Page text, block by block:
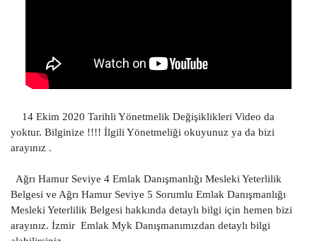
14 Ekim 2020 Tarihli Yönetmelik Değişiklikleri Video da
yoktur. Bilginize !!!! İlgili Yönetmeliği okuyunuz ya da bizi
arayınız .
Ağrı Hamur Seviye 4 Emlak Danışmanlığı Mesleki Yeterlilik
Belgesi ve Ağrı Hamur Seviye 5 Sorumlu Emlak Danışmanlığı
Mesleki Yeterlilik Belgesi hakkında detaylı bilgi için hemen bizi
arayınız. İzmir Emlak Myk Danışmanımızdan detaylı bilgi